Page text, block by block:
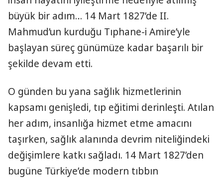
büyük bir adım… 14 Mart 1827’de II.
Mahmud’un kurduğu Tıphane-i Amire’yle
başlayan süreç günümüze kadar başarılı bir
şekilde devam etti.
O günden bu yana sağlık hizmetlerinin
kapsamı genişledi, tıp eğitimi derinleşti. Atılan
her adım, insanlığa hizmet etme amacını
taşırken, sağlık alanında devrim niteliğindeki
değişimlere katkı sağladı. 14 Mart 1827’den
bugüne Türkiye’de modern tıbbın